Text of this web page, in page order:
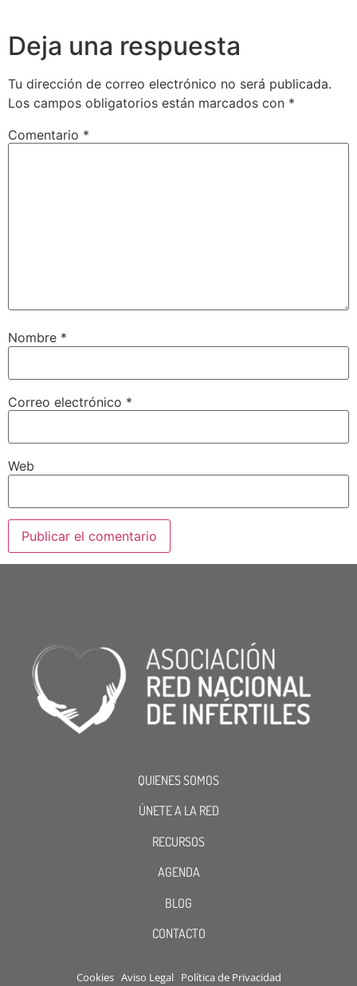
Deja una respuesta
Tu dirección de correo electrónico no será publicada.
Los campos obligatorios están marcados con *
Comentario *
Nombre *
Correo electrónico *
Web
QUIENES SOMOS
ÚNETE A LA RED
RECURSOS
AGENDA
BLOG
CONTACTO
Cookies Aviso Legal Política de Privacidad